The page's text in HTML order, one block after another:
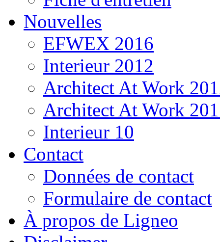
Nouvelles
EFWEX 2016
Interieur 2012
Architect At Work
Architect At Work
Interieur 10
Contact
Données de contact
Formulaire de contact
À propos de Ligneo